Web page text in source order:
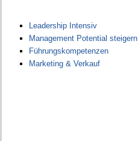
Leadership Intensiv
Management Potential steigern
Führungskompetenzen
Marketing & Verkauf